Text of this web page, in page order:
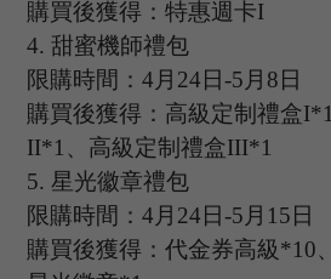
購買後獲得：特惠週卡I
4. 甜蜜機師禮包
限購時間：4 月 24日-5 月 8日
購買後獲得：高級定制禮盒
II*1、高級定制禮盒III*1
5. 星光徽章禮包
限購時間：4 月 24日-5 月 15日
購買後獲得：代金券高級*10